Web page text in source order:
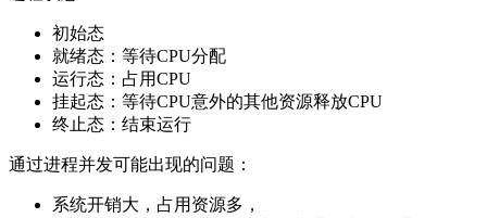
初始态
就绪态：等待CPU分配
运行态：占用CPU
挂起态：等待CPU意外的其他资源释放CPU
终止态：结束运行
通过进程并发可能出现的问题：
系统开销大，占用资源多，